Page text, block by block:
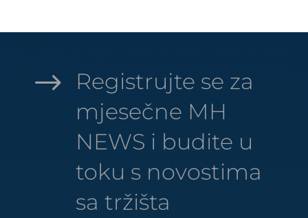
$
Registrujte se za
mjesečne MH
NEWS i budite u
toku s novostima
sa tržišta